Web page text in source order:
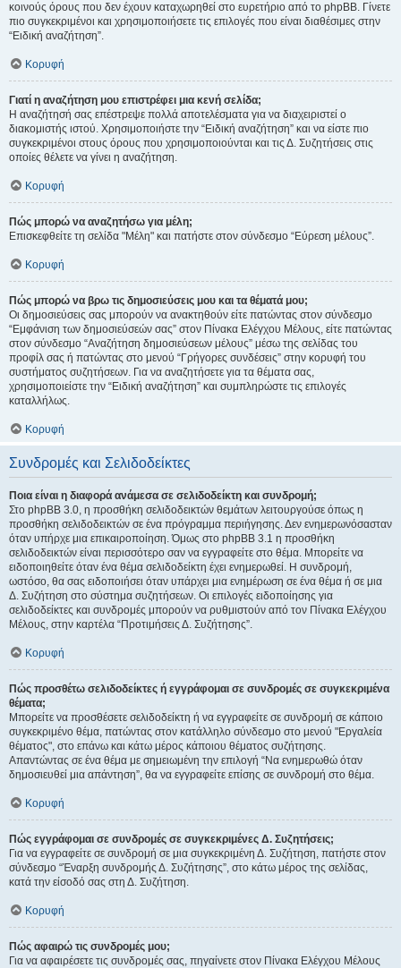
κοινούς όρους που δεν έχουν καταχωρηθεί στο ευρετήριο από το phpBB. Γίνετε
πιο συγκεκριμένοι και χρησιμοποιήσετε τις επιλογές που είναι διαθέσιμες στην
“Ειδική αναζήτηση”.
Κορυφή
Γιατί η αναζήτηση μου επιστρέφει μια κενή σελίδα;
Η αναζήτησή σας επέστρεψε πολλά αποτελέσματα για να διαχειριστεί ο
διακομιστής ιστού. Χρησιμοποιήστε την “Ειδική αναζήτηση” και να είστε πιο
συγκεκριμένοι στους όρους που χρησιμοποιούνται και τις Δ. Συζητήσεις στις
οποίες θέλετε να γίνει η αναζήτηση.
Κορυφή
Πώς μπορώ να αναζητήσω για μέλη;
Επισκεφθείτε τη σελίδα "Μέλη" και πατήστε στον σύνδεσμο “Εύρεση μέλους”.
Κορυφή
Πώς μπορώ να βρω τις δημοσιεύσεις μου και τα θέματά μου;
Οι δημοσιεύσεις σας μπορούν να ανακτηθούν είτε πατώντας στον σύνδεσμο
“Εμφάνιση των δημοσιεύσεών σας” στον Πίνακα Ελέγχου Μέλους, είτε πατώντας
στον σύνδεσμο “Αναζήτηση δημοσιεύσεων μέλους” μέσω της σελίδας του
προφίλ σας ή πατώντας στο μενού “Γρήγορες συνδέσεις” στην κορυφή του
συστήματος συζητήσεων. Για να αναζητήσετε για τα θέματα σας,
χρησιμοποιείστε την “Ειδική αναζήτηση” και συμπληρώστε τις επιλογές
καταλλήλως.
Κορυφή
Συνδρομές και Σελιδοδείκτες
Ποια είναι η διαφορά ανάμεσα σε σελιδοδείκτη και συνδρομή;
Στο phpBB 3.0, η προσθήκη σελιδοδεικτών θεμάτων λειτουργούσε όπως η
προσθήκη σελιδοδεικτών σε ένα πρόγραμμα περιήγησης. Δεν ενημερωνόσασταν
όταν υπήρχε μια επικαιροποίηση. Όμως στο phpBB 3.1 η προσθήκη
σελιδοδεικτών είναι περισσότερο σαν να εγγραφείτε στο θέμα. Μπορείτε να
ειδοποιηθείτε όταν ένα θέμα σελιδοδείκτη έχει ενημερωθεί. Η συνδρομή,
ωστόσο, θα σας ειδοποιήσει όταν υπάρχει μια ενημέρωση σε ένα θέμα ή σε μια
Δ. Συζήτηση στο σύστημα συζητήσεων. Οι επιλογές ειδοποίησης για
σελιδοδείκτες και συνδρομές μπορούν να ρυθμιστούν από τον Πίνακα Ελέγχου
Μέλους, στην καρτέλα “Προτιμήσεις Δ. Συζήτησης”.
Κορυφή
Πώς προσθέτω σελιδοδείκτες ή εγγράφομαι σε συνδρομές σε συγκεκριμένα
θέματα;
Μπορείτε να προσθέσετε σελιδοδείκτη ή να εγγραφείτε σε συνδρομή σε κάποιο
συγκεκριμένο θέμα, πατώντας στον κατάλληλο σύνδεσμο στο μενού "Εργαλεία
θέματος", στο επάνω και κάτω μέρος κάποιου θέματος συζήτησης.
Απαντώντας σε ένα θέμα με σημειωμένη την επιλογή “Να ενημερωθώ όταν
δημοσιευθεί μια απάντηση”, θα να εγγραφείτε επίσης σε συνδρομή στο θέμα.
Κορυφή
Πώς εγγράφομαι σε συνδρομές σε συγκεκριμένες Δ. Συζητήσεις;
Για να εγγραφείτε σε συνδρομή σε μια συγκεκριμένη Δ. Συζήτηση, πατήστε στον
σύνδεσμο “Έναρξη συνδρομής Δ. Συζήτησης”, στο κάτω μέρος της σελίδας,
κατά την είσοδό σας στη Δ. Συζήτηση.
Κορυφή
Πώς αφαιρώ τις συνδρομές μου;
Για να αφαιρέσετε τις συνδρομές σας, πηγαίνετε στον Πίνακα Ελέγχου Μέλους